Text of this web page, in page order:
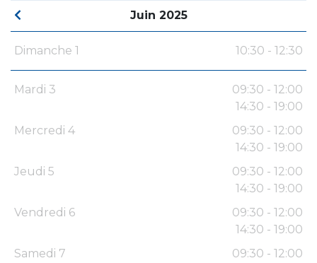
Juin 2025
Dimanche 1 10:30 - 12:30
Mardi 3
09:30 - 12:00
14:30 - 19:00
Mercredi 4
09:30 - 12:00
14:30 - 19:00
Jeudi 5
09:30 - 12:00
14:30 - 19:00
Vendredi 6
09:30 - 12:00
14:30 - 19:00
Samedi 7
09:30 - 12:00